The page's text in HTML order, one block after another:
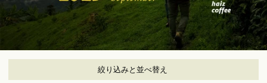
絞り込みと並べ替え